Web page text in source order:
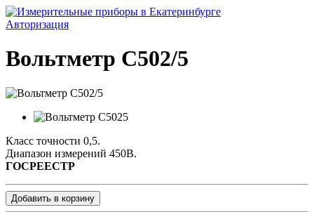
Авторизация
Вольтметр С502/5
Класс точности 0,5.
Диапазон измерений 450В.
ГОСРЕЕСТР
Добавить в корзину